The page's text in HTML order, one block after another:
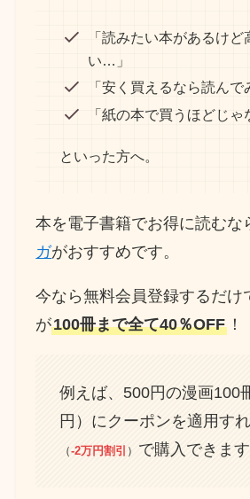
「読みたい本があるけ
い…」
「安く買えるなら読んで
「紙の本で買うほどじゃ
といった方へ。
本を電子書籍でお得に読むな
ガがおすすめです。
今なら無料会員登録するだけ
が100冊まで全て40％OFF ！
例えば、500円の漫画100
円）にクーポンを適用す
（-2万円割引 ） で購入できます